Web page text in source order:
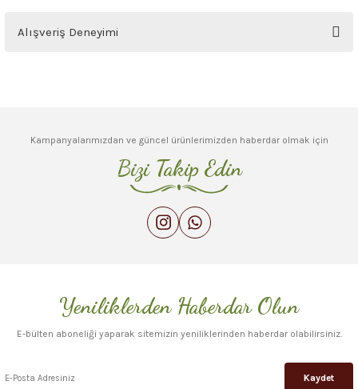
Bu ürünün fiyat bilgisi, resim, ürün açıklamalarında ve diğer konularda
yetersiz gördüğünüz noktaları öneri formunu kullanarak tarafımıza
Ürün açıklamasında eksik bilgiler bulunuyor.
Ürün bilgilerinde hatalar bulunuyor.
Ürün fiyatı diğer sitelerden daha pahalı.
Gönder
Alışveriş Deneyimi
Kampanyalarımızdan ve güncel ürünlerimizden haberdar olmak için
Bizi Takip Edin
Yeniliklerden Haberdar Olun
E-bülten aboneliği yaparak sitemizin yeniliklerinden haberdar olabilirsiniz.
Kaydet